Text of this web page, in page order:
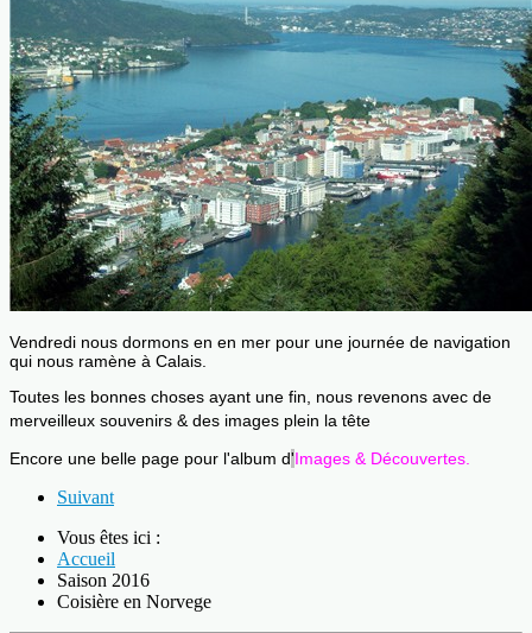
Vendredi nous dormons en en mer pour une journée de navigation
qui nous ramène à Calais.
Toutes les bonnes choses ayant une fin, nous revenons avec de
merveilleux souvenirs & des images plein la tête
Encore une belle page pour l'album d'Images & Découvertes.
Suivant
Vous êtes ici :
Accueil
Saison 2016
Coisière en Norvege